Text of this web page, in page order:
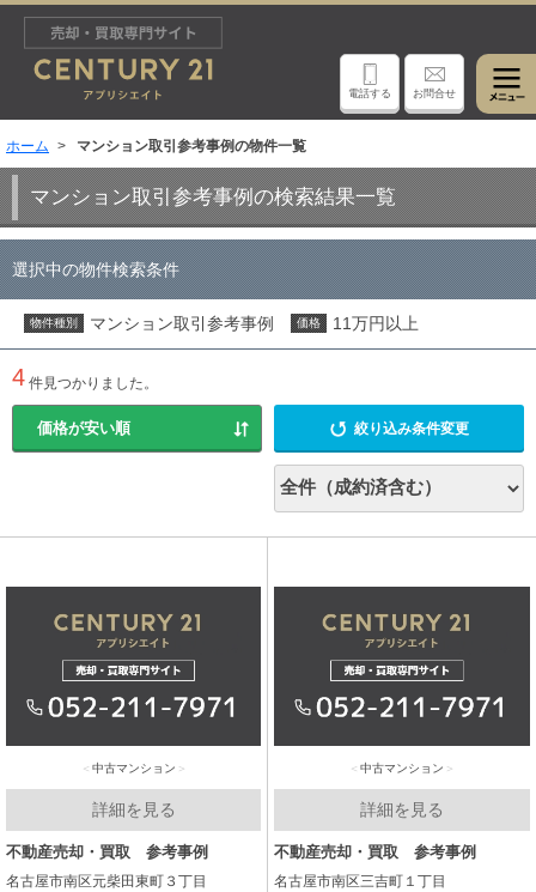
電話する お問合せ
ホーム マンション取引参考事例の物件一覧
マンション取引参考事例の検索結果一覧
選択中の物件検索条件
物件種別 マンション取引参考事例 価格 11万円以上
4 件見つかりました。
絞り込み条件変更
中古マンション
詳細を見る
不動産売却・買取 参考事例
名古屋市南区元柴田東町３丁目
中古マンション
詳細を見る
不動産売却・買取 参考事例
名古屋市南区三吉町１丁目